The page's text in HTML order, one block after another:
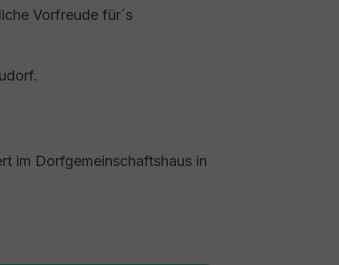
Vorfreude für´s
im Dorfgemeinschaftshaus in